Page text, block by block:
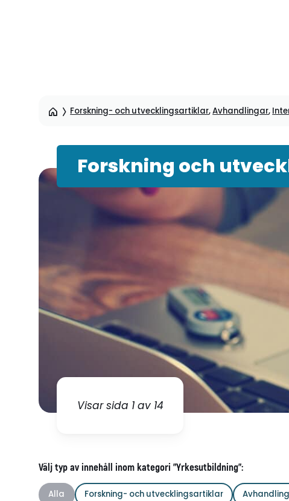
Forskning- och utvecklingsartiklar,Avhandlingar,
Forskning och
Visar sida 1 av 14
Välj typ av innehåll inom kategori "Yrkesutbildning":
Alla Forskning- och utvecklingsartiklar